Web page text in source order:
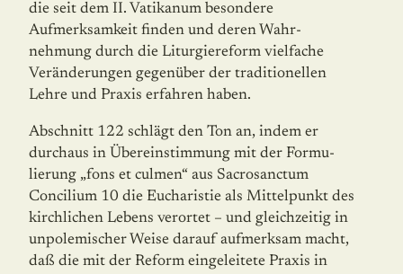
die seit dem II. Vatikanum besondere
Aufmerksamkeit finden und deren Wahr­
nehmung durch die Liturgiereform vielfache
Veränderungen gegenüber der traditionel­len
Lehre und Praxis erfahren haben.
Abschnitt 122 schlägt den Ton an, indem er
durchaus in Übereinstimmung mit der Fo­rmu­
lierung „fons et culmen“ aus Sacrosanctum
Concilium 10 die Eucharistie als Mittel­punkt des
kirchlichen Lebens verortet – und gleichzeitig in
unpolemischer Weise darauf aufmerksam macht,
daß die mit der Reform eingeleitete Praxis in